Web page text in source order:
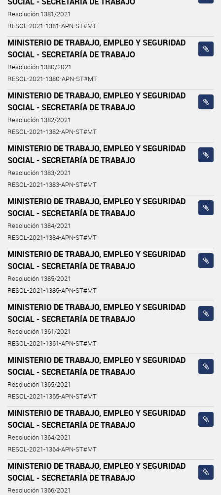
Resolución 1381/2021
RESOL-2021-1381-APN-ST#MT
MINISTERIO DE TRABAJO, EMPLEO Y SEGURIDAD
SOCIAL - SECRETARÍA DE TRABAJO
Resolución 1380/2021
RESOL-2021-1380-APN-ST#MT
MINISTERIO DE TRABAJO, EMPLEO Y SEGURIDAD
SOCIAL - SECRETARÍA DE TRABAJO
Resolución 1382/2021
RESOL-2021-1382-APN-ST#MT
MINISTERIO DE TRABAJO, EMPLEO Y SEGURIDAD
SOCIAL - SECRETARÍA DE TRABAJO
Resolución 1383/2021
RESOL-2021-1383-APN-ST#MT
MINISTERIO DE TRABAJO, EMPLEO Y SEGURIDAD
SOCIAL - SECRETARÍA DE TRABAJO
Resolución 1384/2021
RESOL-2021-1384-APN-ST#MT
MINISTERIO DE TRABAJO, EMPLEO Y SEGURIDAD
SOCIAL - SECRETARÍA DE TRABAJO
Resolución 1385/2021
RESOL-2021-1385-APN-ST#MT
MINISTERIO DE TRABAJO, EMPLEO Y SEGURIDAD
SOCIAL - SECRETARÍA DE TRABAJO
Resolución 1361/2021
RESOL-2021-1361-APN-ST#MT
MINISTERIO DE TRABAJO, EMPLEO Y SEGURIDAD
SOCIAL - SECRETARÍA DE TRABAJO
Resolución 1365/2021
RESOL-2021-1365-APN-ST#MT
MINISTERIO DE TRABAJO, EMPLEO Y SEGURIDAD
SOCIAL - SECRETARÍA DE TRABAJO
Resolución 1364/2021
RESOL-2021-1364-APN-ST#MT
MINISTERIO DE TRABAJO, EMPLEO Y SEGURIDAD
SOCIAL - SECRETARÍA DE TRABAJO
Resolución 1366/2021